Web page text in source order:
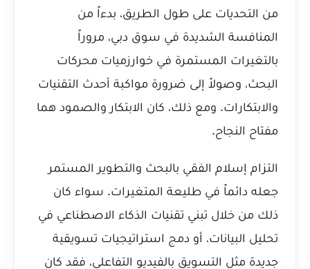
من التحديات على طول الطريق، بدءاً من
المنافسة الشديدة في سوق دبي، مروراً
بالتغيرات المستمرة في خوارزميات محركات
البحث، وصولاً إلى ضرورة مواكبة أحدث التقنيات
والابتكارات. ومع ذلك، كان الابتكار والصمود هما
مفتاح النجاح.
التزام إسلام الفقي بالبحث والتطوير المستمر
جعله دائماً في طليعة المتغيرات. سواء كان
ذلك من خلال تبني تقنيات الذكاء الاصطناعي في
تحليل البيانات، أو دمج استراتيجيات تسويقية
جديدة مثل التسويق بالفيديو التفاعلي، فقد كان